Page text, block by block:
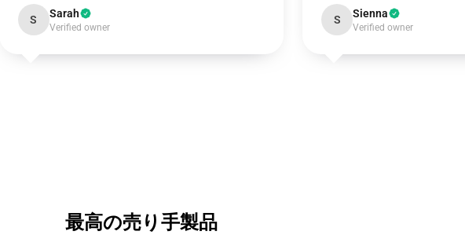
S Sarah
Verified owner
S Sienna
Verified owner
最高の売り手製品